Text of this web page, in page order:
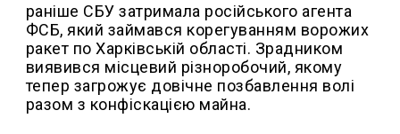
раніше СБУ затримала російського агента
ФСБ, який займався корегуванням ворожих
ракет по Харківській області. Зрадником
виявився місцевий різноробочий, якому
тепер загрожує довічне позбавлення волі
разом з конфіскацією майна.